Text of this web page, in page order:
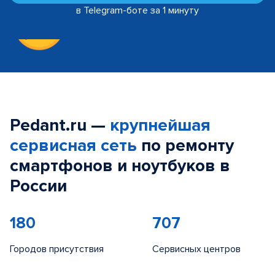
в Telegram-боте за 1 минуту
Pedant.ru — крупнейшая
сервисная сеть по ремонту
смартфонов и ноутбуков в
России
180
Городов присутствия
707
Сервисных центров